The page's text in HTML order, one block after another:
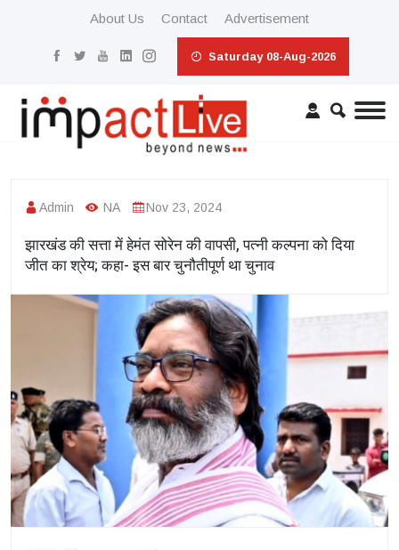
About Us Contact Advertisement
Saturday 08-Aug-2026
Admin NA Nov 23, 2024
झारखंड की सत्ता में हेमंत सोरेन की वापसी, पत्नी कल्पना को दिया
जीत का श्रेय; कहा- इस बार चुनौतीपूर्ण था चुनाव